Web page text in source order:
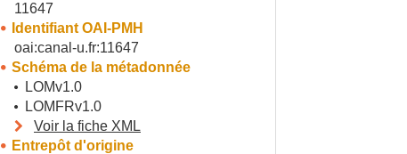
11647
Identifiant OAI-PMH
oai:canal-u.fr:11647
Schéma de la métadonnée
LOMv1.0
LOMFRv1.0
Voir la fiche XML
Entrepôt d'origine